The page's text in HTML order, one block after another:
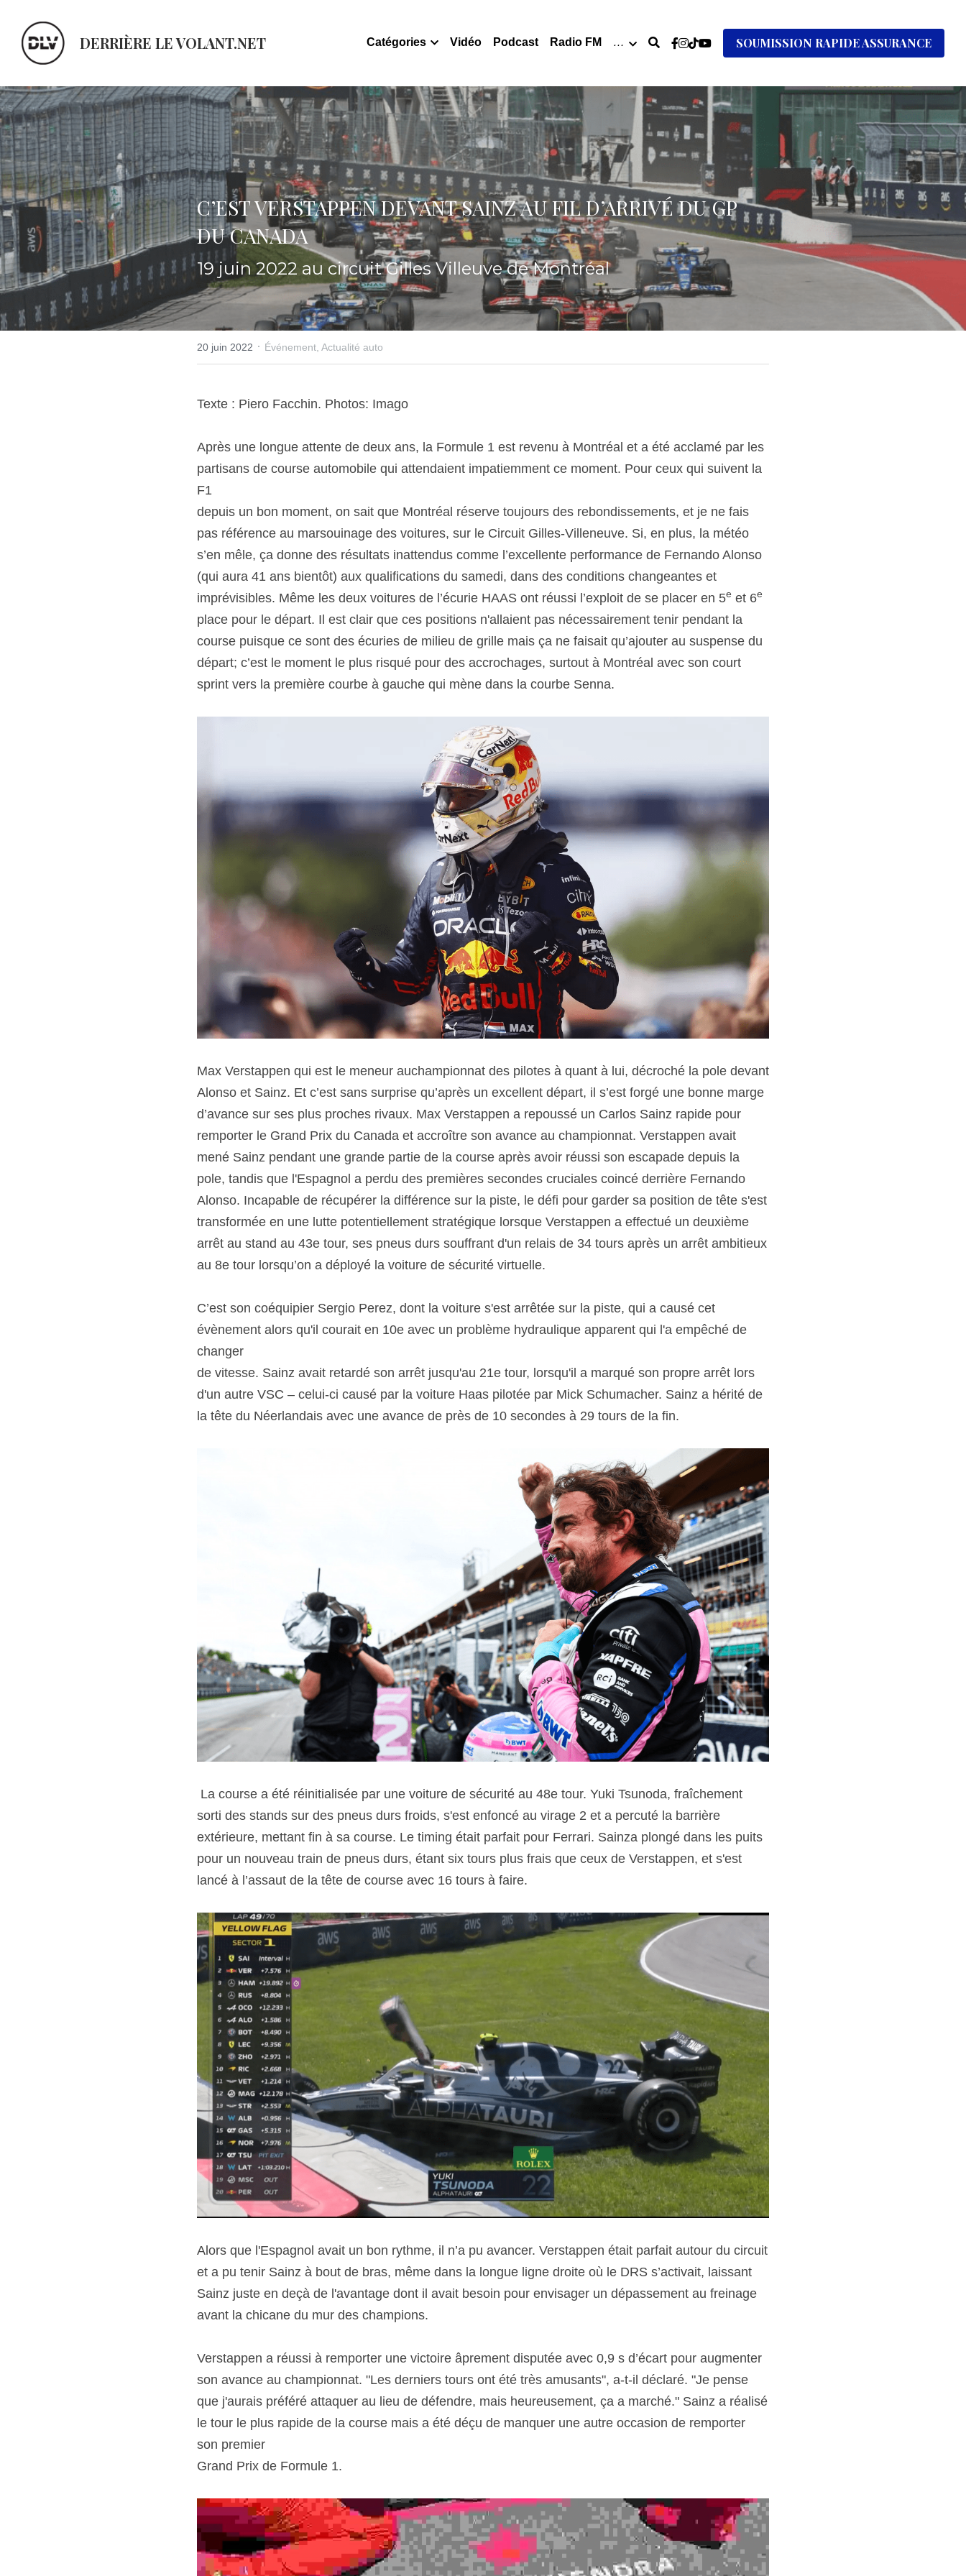
DERRIÈRE LE VOLANT.NET Catégories Vidéo Podcast Radio FM … SOUMISSION RAPIDE ASSURANCE
C’EST VERSTAPPEN DEVANT SAINZ AU FIL D’ARRIVÉ DU GP
DU CANADA
19 juin 2022 au circuit Gilles Villeuve de Montréal
20 juin 2022 · Événement, Actualité auto
Texte : Piero Facchin. Photos: Imago
Après une longue attente de deux ans, la Formule 1 est revenu à Montréal et a été acclamé par les
partisans de course automobile qui attendaient impatiemment ce moment. Pour ceux qui suivent la
F1
depuis un bon moment, on sait que Montréal réserve toujours des rebondissements, et je ne fais
pas référence au marsouinage des voitures, sur le Circuit Gilles-Villeneuve. Si, en plus, la météo
s’en mêle, ça donne des résultats inattendus comme l’excellente performance de Fernando Alonso
(qui aura 41 ans bientôt) aux qualifications du samedi, dans des conditions changeantes et
imprévisibles. Même les deux voitures de l’écurie HAAS ont réussi l’exploit de se placer en 5e et 6e
place pour le départ. Il est clair que ces positions n'allaient pas nécessairement tenir pendant la
course puisque ce sont des écuries de milieu de grille mais ça ne faisait qu’ajouter au suspense du
départ; c’est le moment le plus risqué pour des accrochages, surtout à Montréal avec son court
sprint vers la première courbe à gauche qui mène dans la courbe Senna.
Max Verstappen qui est le meneur auchampionnat des pilotes à quant à lui, décroché la pole devant
Alonso et Sainz. Et c’est sans surprise qu’après un excellent départ, il s’est forgé une bonne marge
d’avance sur ses plus proches rivaux. Max Verstappen a repoussé un Carlos Sainz rapide pour
remporter le Grand Prix du Canada et accroître son avance au championnat. Verstappen avait
mené Sainz pendant une grande partie de la course après avoir réussi son escapade depuis la
pole, tandis que l'Espagnol a perdu des premières secondes cruciales coincé derrière Fernando
Alonso. Incapable de récupérer la différence sur la piste, le défi pour garder sa position de tête s'est
transformée en une lutte potentiellement stratégique lorsque Verstappen a effectué un deuxième
arrêt au stand au 43e tour, ses pneus durs souffrant d'un relais de 34 tours après un arrêt ambitieux
au 8e tour lorsqu’on a déployé la voiture de sécurité virtuelle.
C’est son coéquipier Sergio Perez, dont la voiture s'est arrêtée sur la piste, qui a causé cet
évènement alors qu'il courait en 10e avec un problème hydraulique apparent qui l'a empêché de
changer
de vitesse. Sainz avait retardé son arrêt jusqu'au 21e tour, lorsqu'il a marqué son propre arrêt lors
d'un autre VSC – celui-ci causé par la voiture Haas pilotée par Mick Schumacher. Sainz a hérité de
la tête du Néerlandais avec une avance de près de 10 secondes à 29 tours de la fin.
sorti des stands sur des pneus durs froids, s'est enfoncé au virage 2 et a percuté la barrière
extérieure, mettant fin à sa course. Le timing était parfait pour Ferrari. Sainza plongé dans les puits
pour un nouveau train de pneus durs, étant six tours plus frais que ceux de Verstappen, et s'est
lancé à l’assaut de la tête de course avec 16 tours à faire.
Alors que l'Espagnol avait un bon rythme, il n’a pu avancer. Verstappen était parfait autour du circuit
et a pu tenir Sainz à bout de bras, même dans la longue ligne droite où le DRS s’activait, laissant
Sainz juste en deçà de l'avantage dont il avait besoin pour envisager un dépassement au freinage
avant la chicane du mur des champions.
Verstappen a réussi à remporter une victoire âprement disputée avec 0,9 s d’écart pour augmenter
son avance au championnat. "Les derniers tours ont été très amusants", a-t-il déclaré. "Je pense
que j'aurais préféré attaquer au lieu de défendre, mais heureusement, ça a marché." Sainz a réalisé
le tour le plus rapide de la course mais a été déçu de manquer une autre occasion de remporter
son premier
Grand Prix de Formule 1.